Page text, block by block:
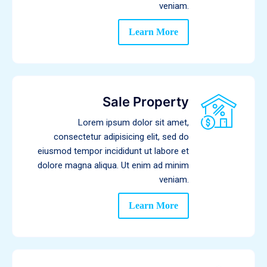
veniam.
Learn More
Sale Property
Lorem ipsum dolor sit amet,
consectetur adipisicing elit, sed do
eiusmod tempor incididunt ut labore et
dolore magna aliqua. Ut enim ad minim
veniam.
Learn More